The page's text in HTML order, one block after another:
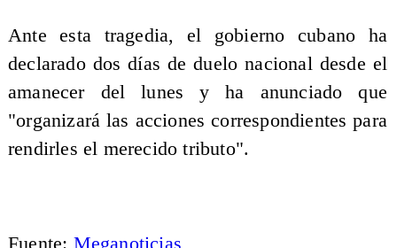
Ante esta tragedia, el gobierno cubano ha
declarado dos días de duelo nacional desde el
amanecer del lunes y ha anunciado que
"organizará las acciones correspondientes para
rendirles el merecido tributo".